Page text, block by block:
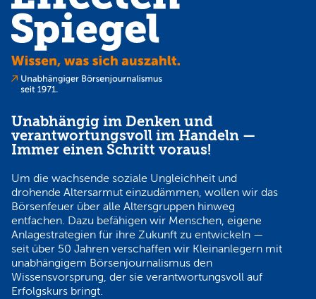
Unabhängig im Denken und
verantwortungsvoll im Handeln —
Immer einen Schritt voraus!
Um die wachsende soziale Ungleichheit und
drohende Altersarmut einzudämmen, wollen wir das
Börsenfeuer über alle Altersgruppen hinweg
entfachen. Dazu befähigen wir Menschen, eigene
Anlagestrategien für ihre Zukunft zu entwickeln —
seit über 50 Jahren verschaffen wir Kleinanlegern mit
unabhängigem Börsenjournalismus den
Wissensvorsprung, der sie verantwortungsvoll auf
Erfolgskurs bringt.